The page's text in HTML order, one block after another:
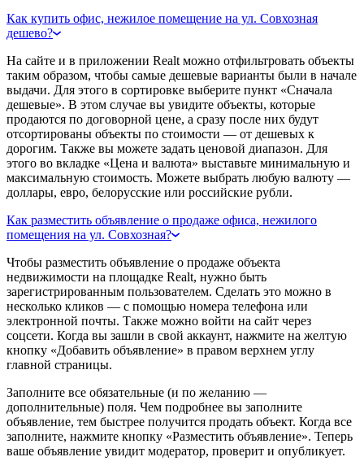
Как купить офис, нежилое помещение на ул. Совхозная
дешево?
На сайте и в приложении Realt можно отфильтровать объекты
таким образом, чтобы самые дешевые варианты были в начале
выдачи. Для этого в сортировке выберите пункт «Сначала
дешевые». В этом случае вы увидите объекты, которые
продаются по договорной цене, а сразу после них будут
отсортированы объекты по стоимости — от дешевых к
дорогим. Также вы можете задать ценовой диапазон. Для
этого во вкладке «Цена и валюта» выставьте минимальную и
максимальную стоимость. Можете выбрать любую валюту —
доллары, евро, белорусские или российские рубли.
Как разместить объявление о продаже офиса, нежилого
помещения на ул. Совхозная?
Чтобы разместить объявление о продаже объекта
недвижимости на площадке Realt, нужно быть
зарегистрированным пользователем. Сделать это можно в
несколько кликов — с помощью номера телефона или
электронной почты. Также можно войти на сайт через
соцсети. Когда вы зашли в свой аккаунт, нажмите на желтую
кнопку «Добавить объявление» в правом верхнем углу
главной страницы.
Заполните все обязательные (и по желанию —
дополнительные) поля. Чем подробнее вы заполните
объявление, тем быстрее получится продать объект. Когда все
заполните, нажмите кнопку «Разместить объявление». Теперь
ваше объявление увидит модератор, проверит и опубликует.